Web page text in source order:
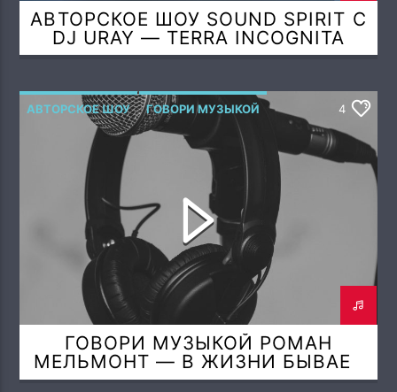
АВТОРСКОЕ ШОУ SOUND SPIRIT С
DJ URAY — TERRA INCOGNITA
(QUINTESSENCE SPIRIT MIX)
АВТОРСКОЕ ШОУ ГОВОРИ МУЗЫКОЙ 4
ГОВОРИ МУЗЫКОЙ РОМАН
МЕЛЬМОНТ — В ЖИЗНИ БЫВАЕТ
ОДНАЖДЫ… (CONTEMPLATION